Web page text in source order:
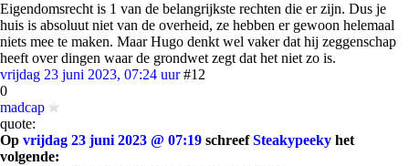
Eigendomsrecht is 1 van de belangrijkste rechten die er zijn. Dus je
huis is absoluut niet van de overheid, ze hebben er gewoon helemaal
niets mee te maken. Maar Hugo denkt wel vaker dat hij zeggenschap
heeft over dingen waar de grondwet zegt dat het niet zo is.
vrijdag 23 juni 2023, 07:24 uur #12
0
madcap
quote:
Op vrijdag 23 juni 2023 @ 07:19 schreefSteakypeeky het
volgende: